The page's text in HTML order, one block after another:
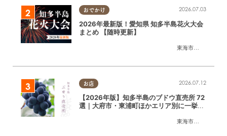
おでかけ
東海市大府市
2026.07.03
2026年最新版！愛知県 知多半島花火大会
まとめ 【随時更新】
お店
東海市大府市
2026.07.12
【2026年版】知多半島のブドウ直売所 72
選｜大府市・東浦町ほかエリア別に一挙紹